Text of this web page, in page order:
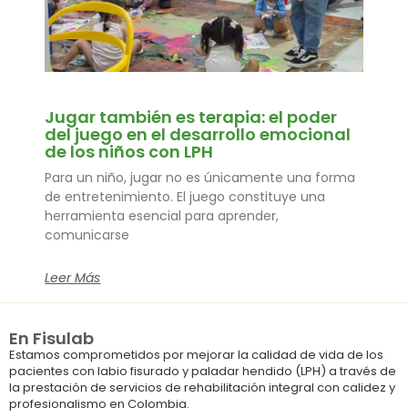
Jugar también es terapia: el poder
del juego en el desarrollo emocional
de los niños con LPH
Para un niño, jugar no es únicamente una forma
de entretenimiento. El juego constituye una
herramienta esencial para aprender,
comunicarse
Leer Más
En Fisulab
Estamos comprometidos por mejorar la calidad de vida de los
pacientes con labio fisurado y paladar hendido (LPH) a través de
la prestación de servicios de rehabilitación integral con calidez y
profesionalismo en Colombia.